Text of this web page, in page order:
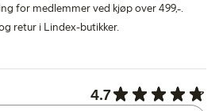
for medlemmer ved kjøp over 499,-.
retur i Lindex-butikker.
4.7